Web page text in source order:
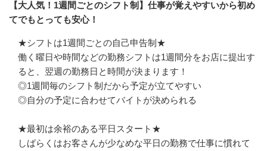
【大人気！1週間ごとのシフト制】仕事が覚えやすいから初め
てでもとっても安心！
★シフトは1週間ごとの自己申告制★
働く曜日や時間などの勤務シフトは1週間分をお店に提出す
ると、翌週の勤務日と時間が決まります！
◎1週間毎のシフト制だから予定が立てやすい
◎自分の予定に合わせてバイトが決められる
★最初は余裕のある平日スタート★
しばらくはお客さんが少なめな平日の勤務で仕事に慣れて